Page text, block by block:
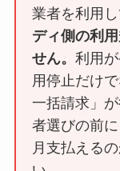
業者を利用
ディ側の利
せん。 利用
用停止だけ
一括請求」
者選びの前
月支払える